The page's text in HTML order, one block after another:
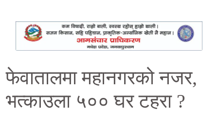
फेवातालमा महानगरको नजर,
भत्काउला ५०० घर टहरा ?